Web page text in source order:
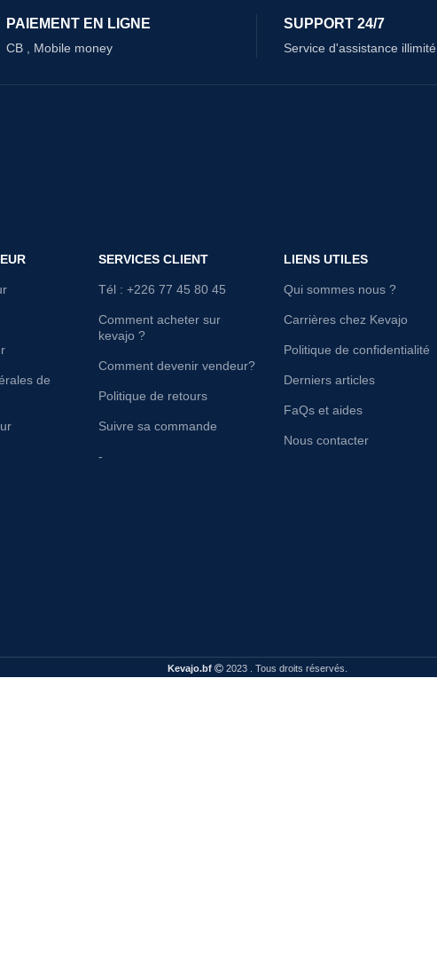
PAIEMENT EN LIGNE
CB , Mobile money
SUPPORT 24/7
Service d'assistance illimité
de
SERVICES CLIENT
Tél : +226 77 45 80 45
Comment acheter sur
kevajo ?
Comment devenir vendeur?
Politique de retours
Suivre sa commande
-
LIENS UTILES
Qui sommes nous ?
Carrières chez Kevajo
Politique de confidentialité
Derniers articles
FaQs et aides
Nous contacter
Kevajo.bf 2023 . Tous droits réservés.